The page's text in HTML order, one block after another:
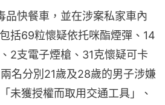
品快餐車，並在涉案私家車內
括69粒懷疑依托咪酯煙彈、14
2支電子煙槍、31克懷疑可卡
名分別21歲及28歲的男子涉嫌
未獲授權而取用交通工具」、